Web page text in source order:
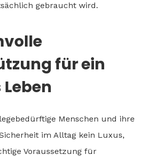
gebraucht wird.
für ein
Menschen und ihre
im Alltag kein Luxus,
Voraussetzung für